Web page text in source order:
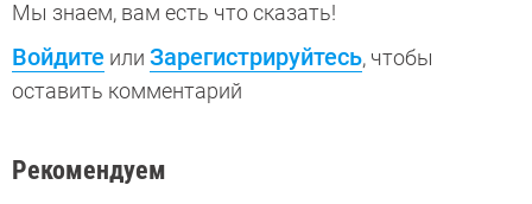
Мы знаем, вам есть что сказать!
Войдите или Зарегистрируйтесь, чтобы
оставить комментарий
Рекомендуем